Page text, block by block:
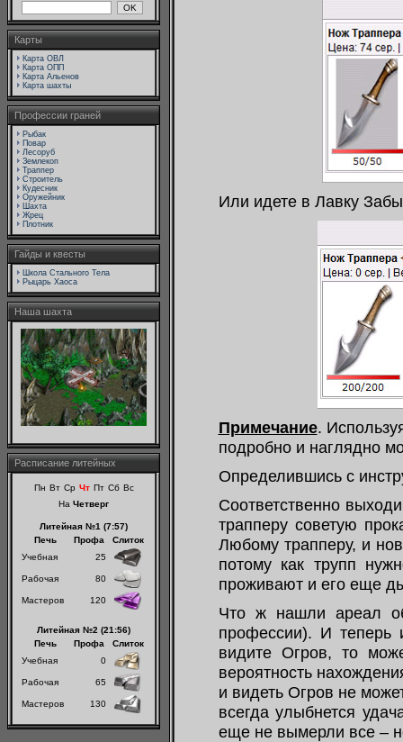
Карты
Карта ОВЛ
Карта ОПП
Карта Альенов
Карта шахты
Профессии граней
Рыбак
Повар
Лесоруб
Землекоп
Траппер
Строитель
Кудесник
Оружейник
Шахта
Жрец
Плотник
Гайды и квесты
Школа Стального Тела
Рыцарь Хаоса
Наша шахта
Расписание литейных
Пн Вт Ср Чт Пт Сб Вс
На Четверг
Литейная №1 (7:57)
Печь
Профа
Слиток
Учебная
25
Рабочая 80
Мастеров 120
Литейная №2 (21:56)
Печь
Профа
Слиток
Учебная
0
Рабочая 65
Мастеров 130
Или идете в Лавку
Примечание.
подробно и наглядно
Определившись с
Соответственно
трапперу советую
Любому трапперу, и
потому как трупп
проживают и его еще
Что ж нашли ареал
профессии). И теперь
видите Огров, то
вероятность
и видеть Огров не
всегда улыбнется
еще не вымерли все –